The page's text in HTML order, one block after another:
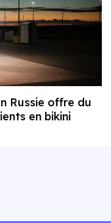
Russie offre du
en bikini